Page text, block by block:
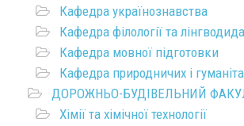
Кафедра українознавства
Кафедра філології та
Кафедра мовної підготовки
Кафедра природничих і
ДОРОЖНЬО-БУДІВЕЛЬНИЙ
Хімії та хімічної технології